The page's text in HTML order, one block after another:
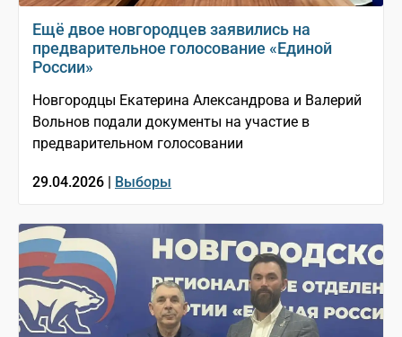
Ещё двое новгородцев заявились на
предварительное голосование «Единой
России»
Новгородцы Екатерина Александрова и Валерий
Вольнов подали документы на участие в
предварительном голосовании
29.04.2026 | Выборы